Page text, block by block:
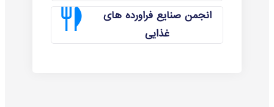
انجمن صنایع فراورده های
غذایی